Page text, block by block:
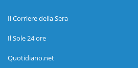
Il Corriere della Sera
Il Sole 24 ore
Quotidiano.net